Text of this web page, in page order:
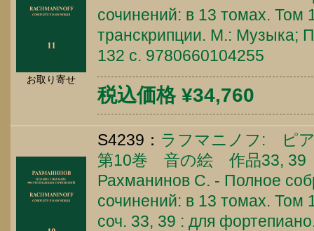
お取り寄せ
сочинений: в 13 томах. Том
транскрипции. М.: Музыка;
132 c. 9780660104255
税込価格 ¥34,760
S4239： ラフマニノフ: ピ
第10巻 音の絵 作品33, 39
Рахманинов С. - Полное
сочинений: в 13 томах.
соч. 33, 39 : для